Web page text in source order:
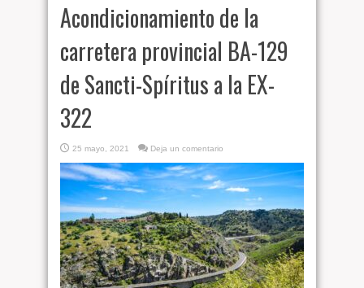
Acondicionamiento de la
carretera provincial BA-129
de Sancti-Spíritus a la EX-
322
25 mayo, 2021 Deja un comentario